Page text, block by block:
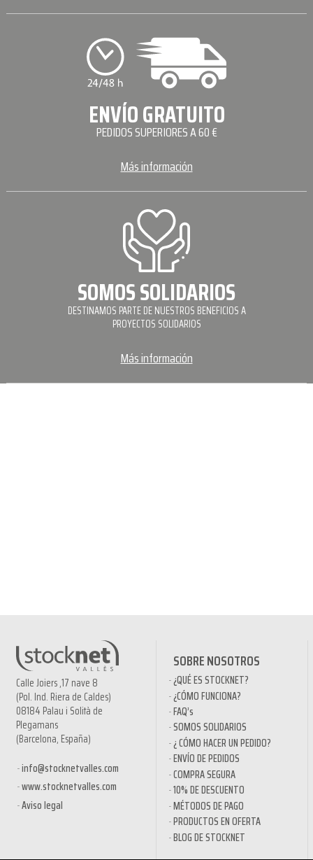
ENVÍO GRATUITO
PEDIDOS SUPERIORES A 60 €
Más información
SOMOS SOLIDARIOS
DESTINAMOS PARTE DE NUESTROS BENEFICIOS A
PROYECTOS SOLIDARIOS
Más información
Calle Joiers ,17 nave 8
(Pol. Ind. Riera de Caldes)
08184 Palau i Solità de
Plegamans
(Barcelona, España)
info@stocknetvalles.com
www.stocknetvalles.com
Aviso legal
SOBRE NOSOTROS
¿QUÉ ES STOCKNET?
¿CÓMO FUNCIONA?
FAQ’s
SOMOS SOLIDARIOS
¿ CÓMO HACER UN PEDIDO?
ENVÍO DE PEDIDOS
COMPRA SEGURA
10% DE DESCUENTO
MÉTODOS DE PAGO
PRODUCTOS EN OFERTA
BLOG DE STOCKNET